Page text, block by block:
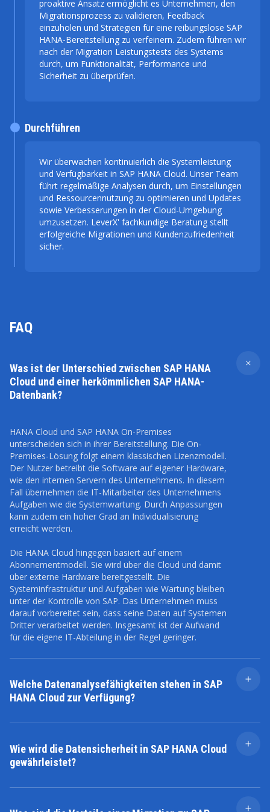
proaktive Ansatz ermöglicht es Unternehmen, den
Migrationsprozess zu validieren, Feedback
einzuholen und Strategien für eine reibungslose SAP
HANA-Bereitstellung zu verfeinern. Zudem führen wir
nach der Migration Leistungstests des Systems
durch, um Funktionalität, Performance und
Sicherheit zu überprüfen.
Wir überwachen kontinuierlich die Systemleistung
und Verfügbarkeit in SAP HANA Cloud. Unser Team
führt regelmäßige Analysen durch, um Einstellungen
und Ressourcennutzung zu optimieren und Updates
sowie Verbesserungen in der Cloud-Umgebung
umzusetzen. LeverX' fachkundige Beratung stellt
erfolgreiche Migrationen und Kundenzufriedenheit
sicher.
Durchführen
FAQ
Was ist der Unterschied zwischen SAP HANA
Cloud und einer herkömmlichen SAP HANA-
Datenbank?
HANA Cloud und SAP HANA On-Premises
unterscheiden sich in ihrer Bereitstellung. Die On-
Premises-Lösung folgt einem klassischen Lizenzmodell.
Der Nutzer betreibt die Software auf eigener Hardware,
wie den internen Servern des Unternehmens. In diesem
Fall übernehmen die IT-Mitarbeiter des Unternehmens
Aufgaben wie die Systemwartung. Durch Anpassungen
kann zudem ein hoher Grad an Individualisierung
erreicht werden.
Die HANA Cloud hingegen basiert auf einem
Abonnementmodell. Sie wird über die Cloud und damit
über externe Hardware bereitgestellt. Die
Systeminfrastruktur und Aufgaben wie Wartung bleiben
unter der Kontrolle von SAP. Das Unternehmen muss
darauf vorbereitet sein, dass seine Daten auf Systemen
Dritter verarbeitet werden. Insgesamt ist der Aufwand
für die eigene IT-Abteilung in der Regel geringer.
Welche Datenanalysefähigkeiten stehen in SAP
HANA Cloud zur Verfügung?
Die umfassenden Datenanalysefähigkeiten von SAP
fortschrittlichen Einblicken und fundierten
Entscheidungen. Integrierte Algorithmen für
maschinelles Lernen, räumliche Analysen und
Wie wird die Datensicherheit in SAP HANA Cloud
gewährleistet?
SAP HANA Cloud verwendet branchenübliche